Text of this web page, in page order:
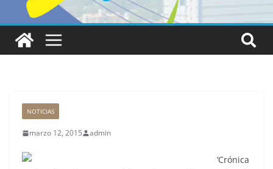
NOTICIAS
marzo 12, 2015 admin
‘Crónica